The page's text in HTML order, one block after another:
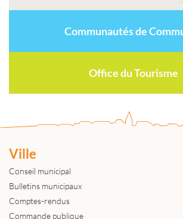
Communautés de
Office du Tourisme
Ville
Conseil municipal
Bulletins municipaux
Comptes-rendus
Commande publique